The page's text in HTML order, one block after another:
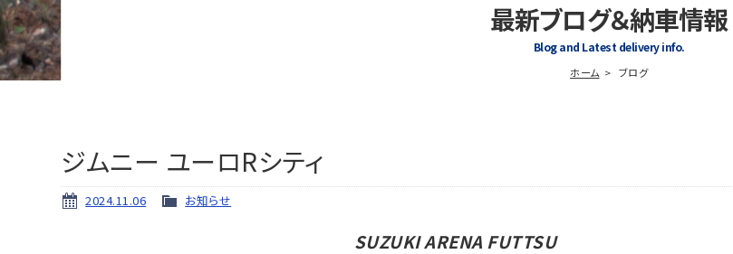
最新ブログ＆納車情報
Blog and Latest delivery info.
ホーム ブログ
ジムニー ユーロRシティ
2024.11.06 お知らせ
SUZUKI ARENA FUTTSU